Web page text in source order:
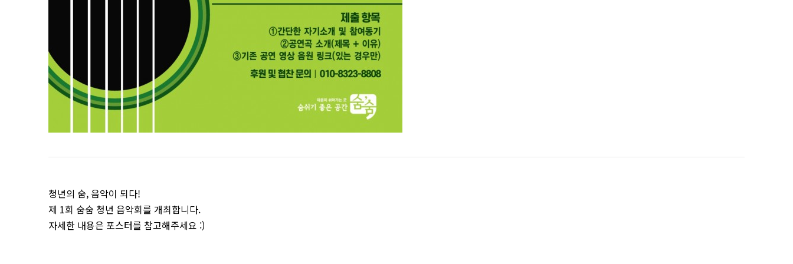
청년의 숨, 음악이 되다!
제 1회 숨숨 청년 음악회를 개최합니다.
자세한 내용은 포스터를 참고해주세요 :)